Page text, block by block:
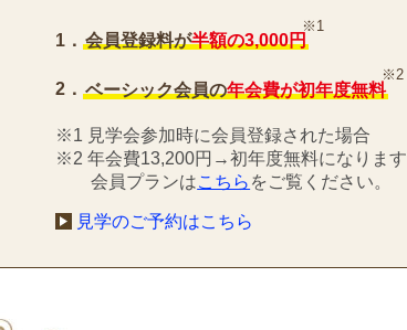
1．会員登録料が半額の3,000円
※1
2．ベーシック会員の年会費が初年度無料
※2
※1 見学会参加時に会員登録された場合
※2 年会費13,200円→初年度無料になります
会員プランはこちら をご覧ください。
見学のご予約はこちら